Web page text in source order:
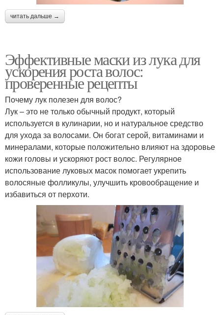
читать дальше →
Эффективные маски из лука для
ускорения роста волос:
проверенные рецепты
Почему лук полезен для волос?
Лук – это не только обычный продукт, который
используется в кулинарии, но и натуральное средство
для ухода за волосами. Он богат серой, витаминами и
минералами, которые положительно влияют на здоровье
кожи головы и ускоряют рост волос. Регулярное
использование луковых масок помогает укрепить
волосяные фолликулы, улучшить кровообращение и
избавиться от перхоти.